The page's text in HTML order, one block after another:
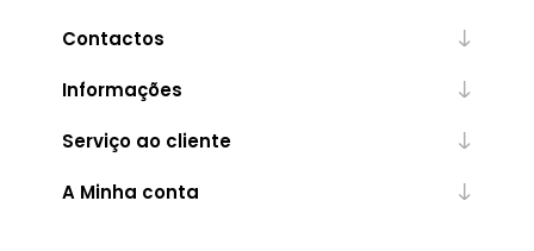
Contactos
Informações
Serviço ao cliente
A Minha conta